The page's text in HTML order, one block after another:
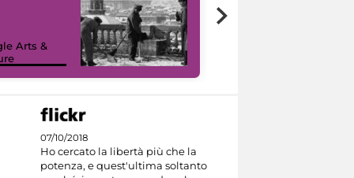
Arts &
07/10/2018
Ho cercato la libertà più che la
potenza, e quest'ultima soltanto